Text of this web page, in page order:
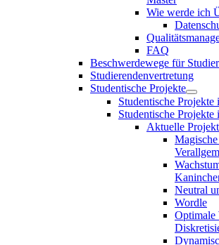
Wie werde ich
FAQ
Beschwerdewege für
Studierendenvertretung
Studentische Projekte
Studentische
Studentische
Aktuelle
Neutral
Wordle
Optimale